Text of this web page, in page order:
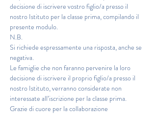
decisione di iscrivere vostro figlio/a presso il
nostro Istituto per la classe prima, compilando il
presente modulo.
N.B.
Si richiede espressamente una risposta, anche se
negativa.
Le famiglie che non faranno pervenire la loro
decisione di iscrivere il proprio figlio/a presso il
nostro Istituto, verranno considerate non
interessate all’iscrizione per la classe prima.
Grazie di cuore per la collaborazione